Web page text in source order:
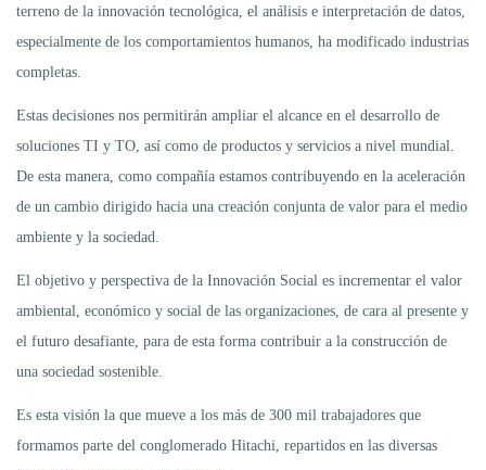
terreno de la innovación tecnológica, el análisis e interpretación de datos,
especialmente de los comportamientos humanos, ha modificado industrias
completas.
Estas decisiones nos permitirán ampliar el alcance en el desarrollo de
soluciones TI y TO, así como de productos y servicios a nivel mundial.
De esta manera, como compañía estamos contribuyendo en la aceleración
de un cambio dirigido hacia una creación conjunta de valor para el medio
ambiente y la sociedad.
El objetivo y perspectiva de la Innovación Social es incrementar el valor
ambiental, económico y social de las organizaciones, de cara al presente y
el futuro desafiante, para de esta forma contribuir a la construcción de
una sociedad sostenible.
Es esta visión la que mueve a los más de 300 mil trabajadores que
formamos parte del conglomerado Hitachi, repartidos en las diversas